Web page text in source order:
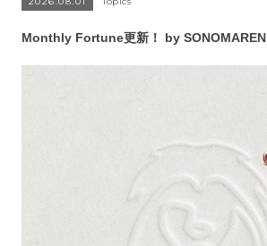
Monthly Fortune更新！ by SONOMAREN